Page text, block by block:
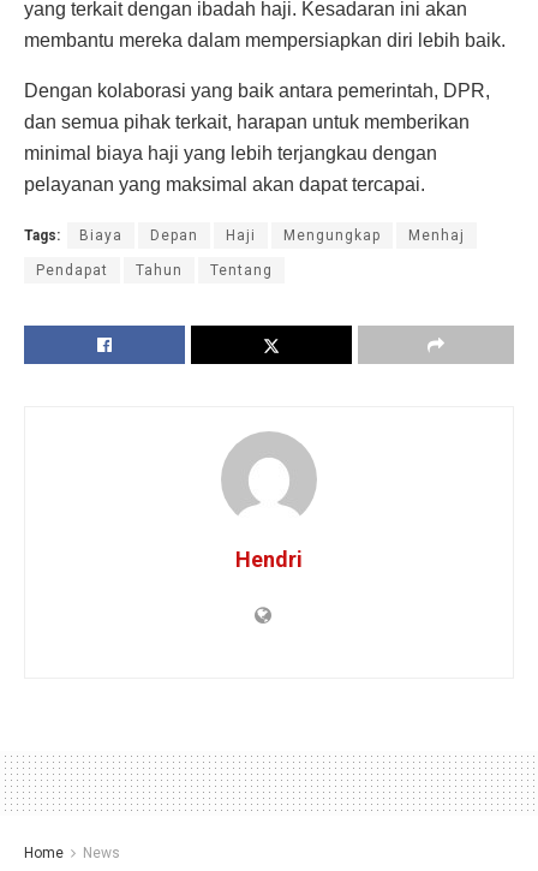
yang terkait dengan ibadah haji. Kesadaran ini akan
membantu mereka dalam mempersiapkan diri lebih baik.
Dengan kolaborasi yang baik antara pemerintah, DPR,
dan semua pihak terkait, harapan untuk memberikan
minimal biaya haji yang lebih terjangkau dengan
pelayanan yang maksimal akan dapat tercapai.
Tags: Biaya Depan Haji Mengungkap Menhaj
Pendapat Tahun Tentang
Hendri
Home News